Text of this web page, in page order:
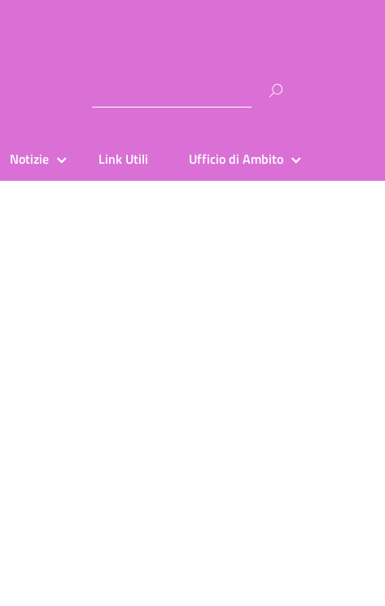
Notizie Link Utili Ufficio di Ambito